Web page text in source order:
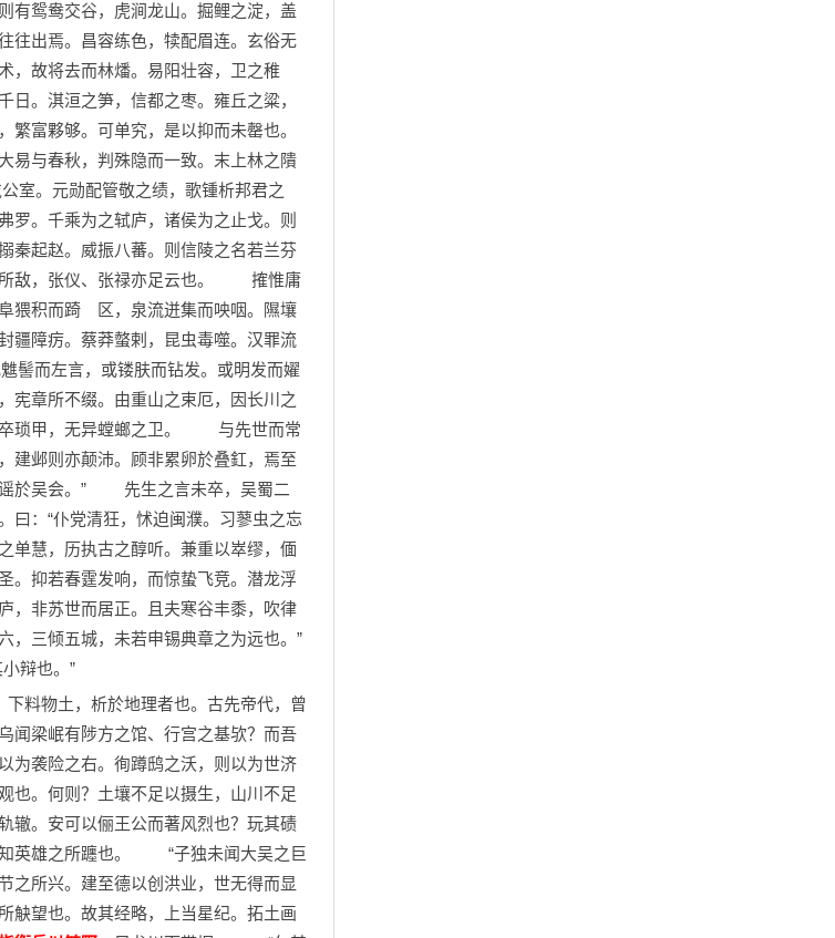
有鸳鸯交谷，虎涧龙山。掘鲤之淀，盖
往出焉。昌容练色，犊配眉连。玄俗无
，故将去而林燔。易阳壮容，卫之稚
。淇洹之笋，信都之枣。雍丘之粱，
富夥够。可单究，是以抑而未罄也。
易与春秋，判殊隐而一致。末上林之隤
。元勋配管敬之绩，歌锺析邦君之
罗。千乘为之轼庐，诸侯为之止戈。则
秦起赵。威振八蕃。则信陵之名若兰芬
所敌，张仪、张禄亦足云也。 搉惟庸
猥积而踦 区，泉流迸集而咉咽。隰壤
疆障疠。蔡莽螫剌，昆虫毒噬。汉罪流
髻而左言，或镂肤而钻发。或明发而嬥
宪章所不缀。由重山之束厄，因长川之
卒琐甲，无异螳螂之卫。 与先世而常
建邺则亦颠沛。顾非累卵於叠釭，焉至
谣於吴会。” 先生之言未卒，吴蜀二
曰：“仆党清狂，怵迫闽濮。习蓼虫之忘
单慧，历执古之醇听。兼重以崒缪，偭
。抑若春霆发响，而惊蛰飞竞。潜龙浮
，非苏世而居正。且夫寒谷丰黍，吹律
，三倾五城，未若申锡典章之为远也。”
辩也。”
料物土，析於地理者也。古先帝代，曾
闻梁岷有陟方之馆、行宫之基欤？而吾
为袭险之右。徇蹲鸱之沃，则以为世济
也。何则？土壤不足以摄生，山川不足
辙。安可以俪王公而著风烈也？玩其碛
知英雄之所躔也。 “子独未闻大吴之巨
之所兴。建至德以创洪业，世无得而显
觖望也。故其经略，上当星纪。拓土画